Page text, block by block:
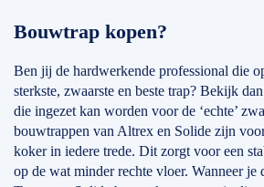
Bouwtrap kopen?
Ben jij de hardwerkende professional die
sterkste, zwaarste en beste trap? Bekijk
die ingezet kan worden voor de ‘echte’
bouwtrappen van Altrex en Solide zijn
koker in iedere trede. Dit zorgt voor een
op de wat minder rechte vloer. Wanneer